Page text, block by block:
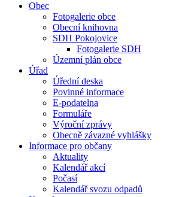
Obec
Fotogalerie obce
Obecní knihovna
SDH Pokojovice
Fotogalerie SDH
Územní plán obce
Úřad
Úřední deska
Povinné informace
E-podatelna
Formuláře
Výroční zprávy
Obecně závazné vyhlášky
Informace pro občany
Aktuality
Kalendář akcí
Počasí
Kalendář svozu odpadů